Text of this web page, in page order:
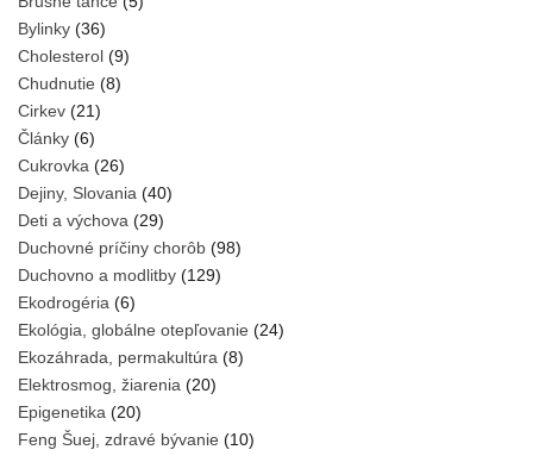
Bylinky (36)
Cholesterol (9)
Chudnutie (8)
Cirkev (21)
Články (6)
Cukrovka (26)
Dejiny, Slovania (40)
Deti a výchova (29)
Duchovné príčiny chorôb (98)
Duchovno a modlitby (129)
Ekodrogéria (6)
Ekológia, globálne otepľovanie (24)
Ekozáhrada, permakultúra (8)
Elektrosmog, žiarenia (20)
Epigenetika (20)
Feng Šuej, zdravé bývanie (10)